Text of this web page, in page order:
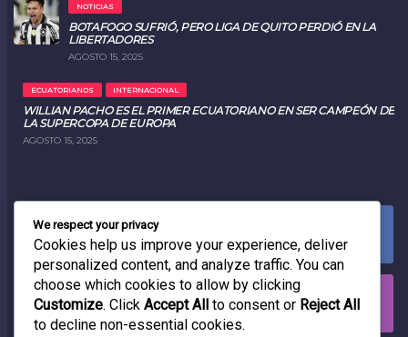
NOTICIAS
BOTAFOGO SUFRIÓ, PERO LIGA DE QUITO PERDIÓ EN LA
LIBERTADORES
AGOSTO 15, 2025
ECUATORIANOS INTERNACIONAL
WILLIAN PACHO ES EL PRIMER ECUATORIANO EN SER CAMPEÓN DE
LA SUPERCOPA DE EUROPA
AGOSTO 15, 2025
FACEBOOK
0LIKES
INSTAGRAM
0FOLLOWERS
We respect your privacy
Cookies help us improve your experience, deliver
personalized content, and analyze traffic. You can
choose which cookies to allow by clicking
Customize. Click Accept All to consent or Reject All
to decline non-essential cookies.